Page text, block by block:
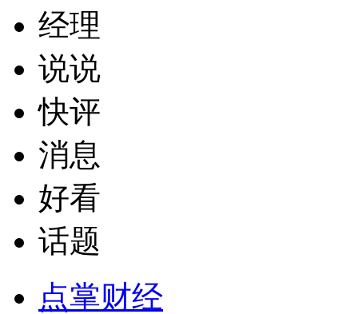
经理
说说
快评
消息
好看
话题
点掌财经